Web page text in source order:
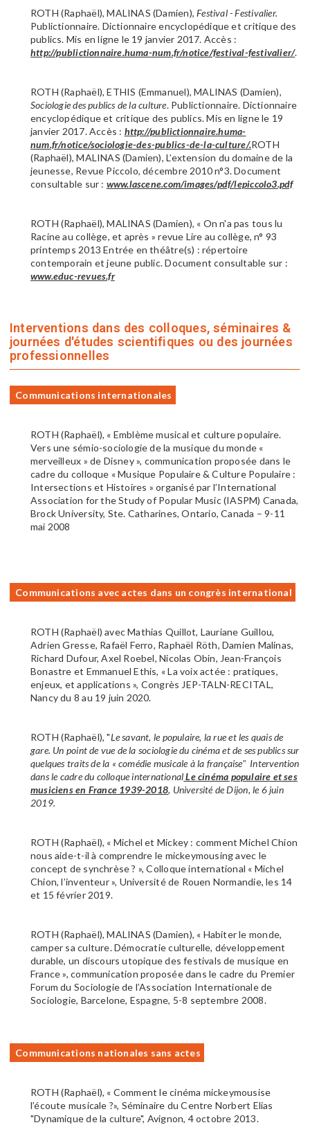
ROTH (Raphaël), MALINAS (Damien),Festival - Festivalier.
Publictionnaire. Dictionnaire encyclopédique et critique des
publics. Mis en ligne le 19 janvier 2017. Accès :
http://publictionnaire.huma-num.fr/notice/festival-festivalier/.
ROTH (Raphaël), ETHIS (Emmanuel), MALINAS (Damien),
Sociologie des publics de la culture. Publictionnaire. Dictionnaire
encyclopédique et critique des publics. Mis en ligne le 19
janvier 2017. Accès : http://publictionnaire.huma-
num.fr/notice/sociologie-des-publics-de-la-culture/.ROTH
(Raphaël), MALINAS (Damien), L’extension du domaine de la
jeunesse, Revue Piccolo, décembre 2010 n°3. Document
consultable sur : www.lascene.com/images/pdf/lepiccolo3.pdf
ROTH (Raphaël), MALINAS (Damien), « On n'a pas tous lu
Racine au collège, et après » revue Lire au collège, n° 93
printemps 2013 Entrée en théâtre(s) : répertoire
contemporain et jeune public. Document consultable sur :
www.educ-revues.fr
Interventions dans des colloques, séminaires &
journées d'études scientifiques ou des journées
professionnelles
Communications internationales
ROTH (Raphaël), « Emblème musical et culture populaire.
Vers une sémio-sociologie de la musique du monde «
merveilleux » de Disney », communication proposée dans le
cadre du colloque « Musique Populaire & Culture Populaire :
Intersections et Histoires » organisé par l’International
Association for the Study of Popular Music (IASPM) Canada,
Brock University, Ste. Catharines, Ontario, Canada – 9-11
mai 2008
Communications avec actes dans un congrès international
ROTH (Raphaël) avec Mathias Quillot, Lauriane Guillou,
Adrien Gresse, Rafaël Ferro, Raphaël Röth, Damien Malinas,
Richard Dufour, Axel Roebel, Nicolas Obin, Jean-François
Bonastre et Emmanuel Ethis, « La voix actée : pratiques,
enjeux, et applications », Congrès JEP-TALN-RECITAL,
Nancy du 8 au 19 juin 2020.
ROTH (Raphaël), "Le savant, le populaire, la rue et les quais de
gare. Un point de vue de la sociologie du cinéma et de ses publics sur
quelques traits de la « comédie musicale à la française" Intervention
dans le cadre du colloque internationalLe cinéma populaire et ses
musiciens en France 1939-2018, Université de Dijon, le 6 juin
2019.
ROTH (Raphaël), « Michel et Mickey : comment Michel Chion
nous aide-t-il à comprendre le mickeymousing avec le
concept de synchrèse ? », Colloque international « Michel
Chion, l’inventeur », Université de Rouen Normandie, les 14
et 15 février 2019.
ROTH (Raphaël), MALINAS (Damien), « Habiter le monde,
camper sa culture. Démocratie culturelle, développement
durable, un discours utopique des festivals de musique en
France », communication proposée dans le cadre du Premier
Forum du Sociologie de l’Association Internationale de
Sociologie, Barcelone, Espagne, 5-8 septembre 2008.
Communications nationales sans actes
ROTH (Raphaël), « Comment le cinéma mickeymousise
l’écoute musicale ?», Séminaire du Centre Norbert Elias
"Dynamique de la culture", Avignon, 4 octobre 2013.